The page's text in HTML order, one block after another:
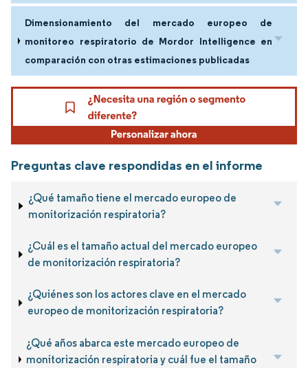
Dimensionamiento del mercado europeo de
monitoreo respiratorio de Mordor Intelligence en
comparación con otras estimaciones publicadas
Preguntas clave respondidas en el informe
¿Qué tamaño tiene el mercado europeo de
monitorización respiratoria?
¿Cuál es el tamaño actual del mercado europeo
de monitorización respiratoria?
¿Quiénes son los actores clave en el mercado
europeo de monitorización respiratoria?
¿Qué años abarca este mercado europeo de
monitorización respiratoria y cuál fue el tamaño